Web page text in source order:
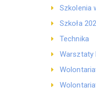
Szkolenia
Szkoła
Technika
Warsztaty